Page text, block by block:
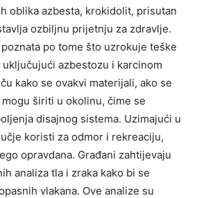
oblika azbesta, krokidolit, prisutan
ozbiljnu prijetnju za zdravlje.
po tome što uzrokuje teške
azbestozu i karcinom
kako se ovakvi materijali, ako se
širiti u okolinu, čime se
disajnog sistema. Uzimajući u
koristi za odmor i rekreaciju,
opravdana. Građani zahtijevaju
analiza tla i zraka kako bi se
vlakana. Ove analize su